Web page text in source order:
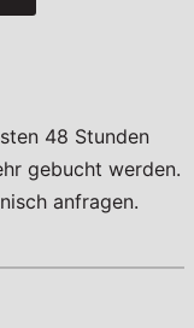
48 Stunden
gebucht werden.
anfragen.